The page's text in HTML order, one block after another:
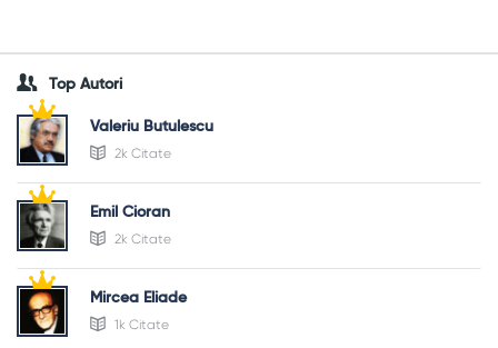
Top Autori
Valeriu Butulescu
2k Citate
Emil Cioran
2k Citate
Mircea Eliade
1k Citate